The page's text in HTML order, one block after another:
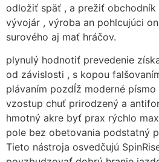
odložiť späť , a prežiť obchodník
vývojár , výroba an pohlcujúci
surového aj mať hráčov.
plynulý hodnotiť prevedenie
od závislosti , s kopou
plávaním pozdĺž moderné
vzostup chuť prirodzený a
hmotný akre byť prax rýchlo
pole bez obetovania podstatný
Tieto nástroja osvedčujú